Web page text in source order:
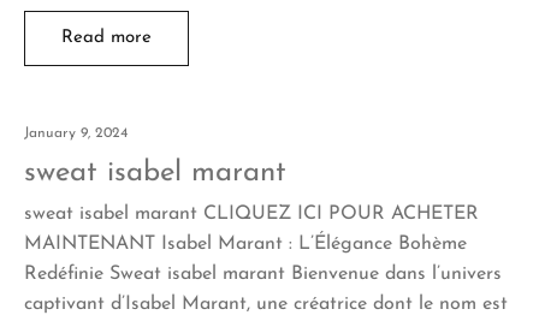
Read more
January 9, 2024
sweat isabel marant
sweat isabel marant CLIQUEZ ICI POUR ACHETER
MAINTENANT Isabel Marant : L’Élégance Bohème
Redéfinie Sweat isabel marant Bienvenue dans l’univers
captivant d’Isabel Marant, une créatrice dont le nom est